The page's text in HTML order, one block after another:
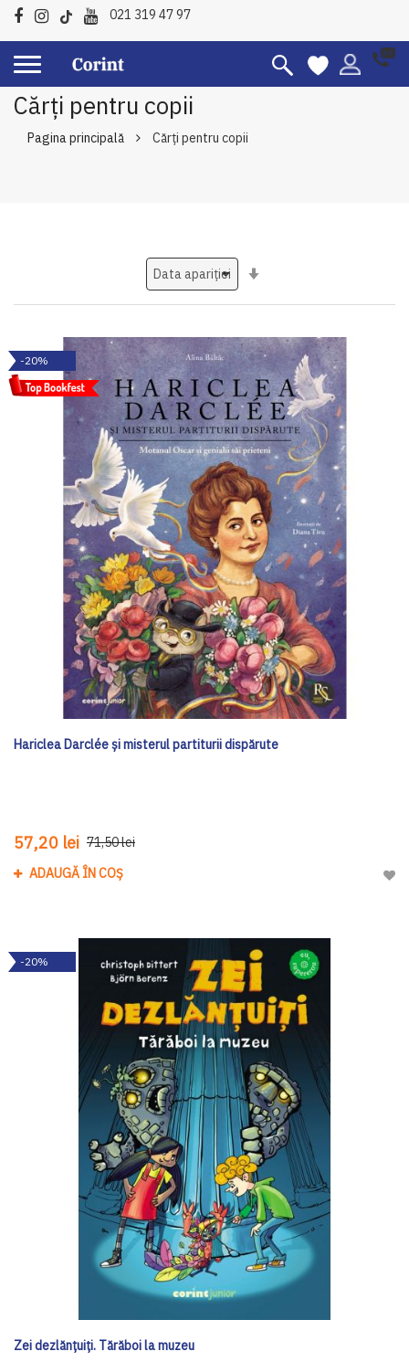
021 319 47 97
Cărți pentru copii
Pagina principală Cărți pentru copii
-20%
Hariclea Darclée și misterul partiturii dispărute
57,20 lei 71,50 lei
ADAUGĂ ÎN COȘ
-20%
Zei dezlănțuiți. Tărăboi la muzeu